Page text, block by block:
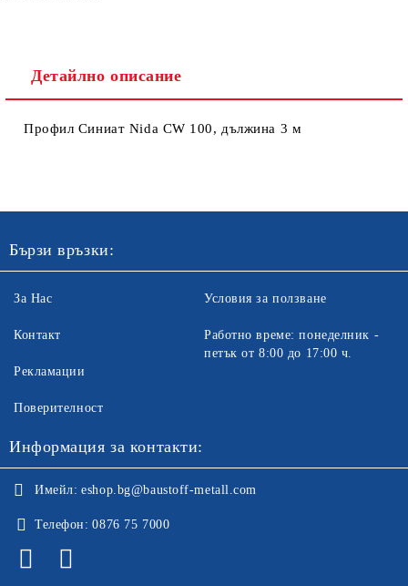
Детайлно описание
Профил Синиат Nida CW 100, дължина 3 м
Бързи връзки:
За Нас
Контакт
Рекламации
Поверителност
Условия за ползване
Работно време: понеделник -
петък от 8:00 до 17:00 ч.
Информация за контакти:
Имейл: eshop.bg@baustoff-metall.com
Телефон: 0876 75 7000